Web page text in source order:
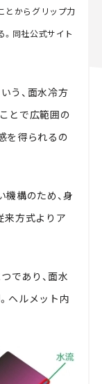
とからグリップ力
。同社公式サイト
う、面水冷方
とで広範囲の
を得られるの
構のため、身
来方式よりア
であり、面水
ヘルメット内